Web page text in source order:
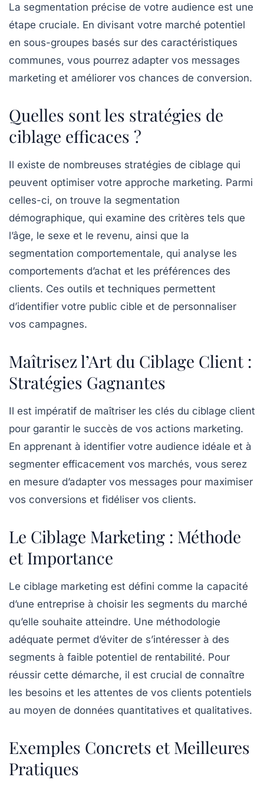
La segmentation précise de votre audience est une
étape cruciale. En divisant votre marché potentiel
en sous-groupes basés sur des caractéristiques
communes, vous pourrez adapter vos messages
marketing et améliorer vos chances de conversion.
Quelles sont les stratégies de
ciblage efficaces ?
Il existe de nombreuses stratégies de ciblage qui
peuvent optimiser votre approche marketing. Parmi
celles-ci, on trouve la segmentation
démographique, qui examine des critères tels que
l’âge, le sexe et le revenu, ainsi que la
segmentation comportementale, qui analyse les
comportements d’achat et les préférences des
clients. Ces outils et techniques permettent
d’identifier votre public cible et de personnaliser
vos campagnes.
Maîtrisez l’Art du Ciblage Client :
Stratégies Gagnantes
Il est impératif de maîtriser les clés du ciblage client
pour garantir le succès de vos actions marketing.
En apprenant à identifier votre audience idéale et à
segmenter efficacement vos marchés, vous serez
en mesure d’adapter vos messages pour maximiser
vos conversions et fidéliser vos clients.
Le Ciblage Marketing : Méthode
et Importance
Le ciblage marketing est défini comme la capacité
d’une entreprise à choisir les segments du marché
qu’elle souhaite atteindre. Une méthodologie
adéquate permet d’éviter de s’intéresser à des
segments à faible potentiel de rentabilité. Pour
réussir cette démarche, il est crucial de connaître
les besoins et les attentes de vos clients potentiels
au moyen de données quantitatives et qualitatives.
Exemples Concrets et Meilleures
Pratiques